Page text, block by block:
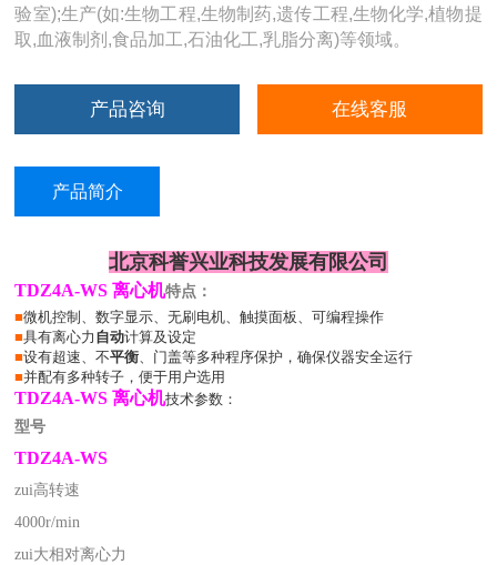
验室);生产(如:生物工程,生物制药,遗传工程,生物化学,植物提
取,血液制剂,食品加工,石油化工,乳脂分离)等领域。
产品咨询 在线客服
产品简介
北京科誉兴业科技发展有限公司
TDZ4A-WS 离心机特点：
■微机控制、数字显示、无刷电机、触摸面板、可编程操作
■具有离心力 自动计算及设定
■设有超速、不平衡、门盖等多种程序保护，确保仪器安全运行
■并配有多种转子，便于用户选用
TDZ4A-WS 离心机技术参数：
型号
TDZ4A-WS
zui高转速
4000r/min
zui大相对离心力